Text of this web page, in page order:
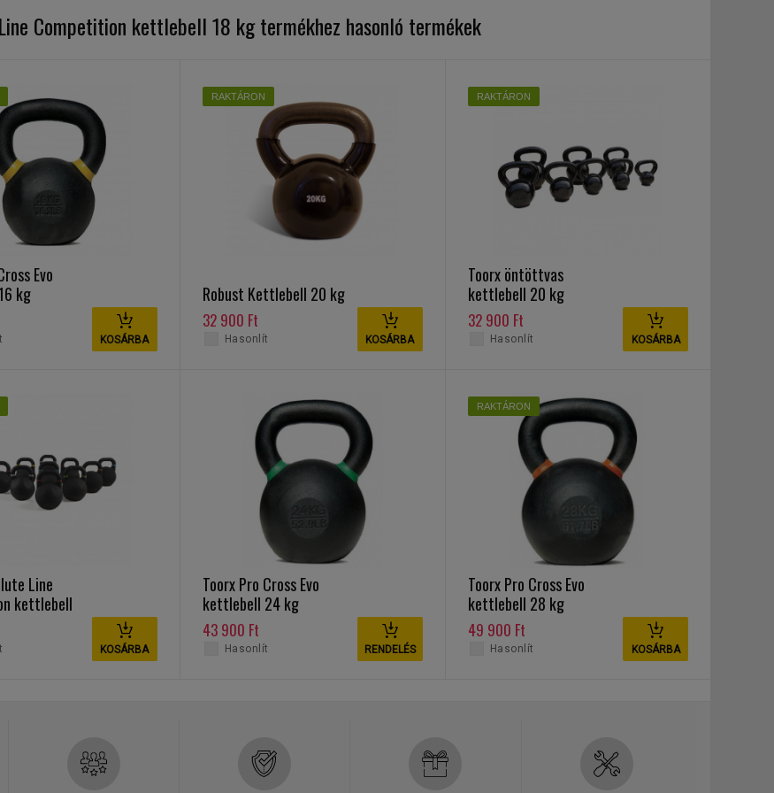
Competition kettlebell 18 kg termékhez hasonló termékek
Evo
kg
KOSÁRBA
RAKTÁRON
Robust Kettlebell 20 kg
32 900 Ft
KOSÁRBA
Hasonlít
RAKTÁRON
Toorx öntöttvas
kettlebell 20 kg
32 900 Ft
KOSÁRBA
Hasonlít
Line
kettlebell
KOSÁRBA
Toorx Pro Cross Evo
kettlebell 24 kg
43 900 Ft
RENDELÉS
Hasonlít
RAKTÁRON
Toorx Pro Cross Evo
kettlebell 28 kg
49 900 Ft
KOSÁRBA
Hasonlít